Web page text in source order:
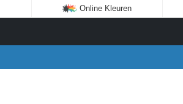
Online Kleuren